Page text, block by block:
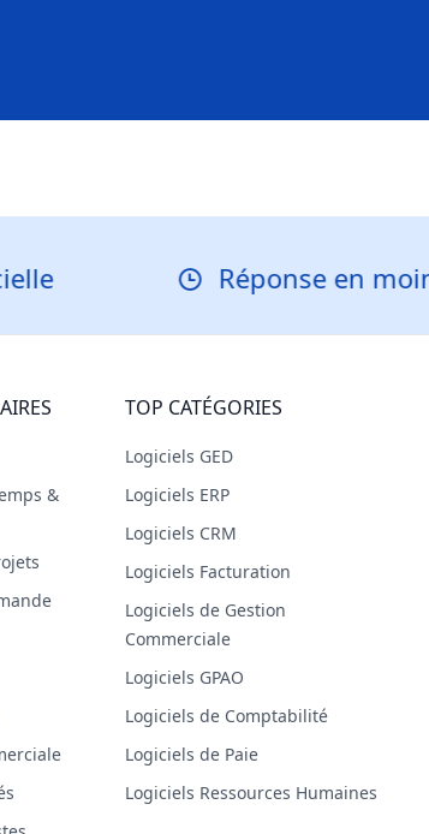
Réponse en moins de
&
TOP CATÉGORIES
Logiciels GED
Logiciels ERP
Logiciels CRM
Logiciels Facturation
Logiciels de Gestion
Commerciale
Logiciels GPAO
Logiciels de Comptabilité
Logiciels de Paie
Logiciels Ressources Humaines